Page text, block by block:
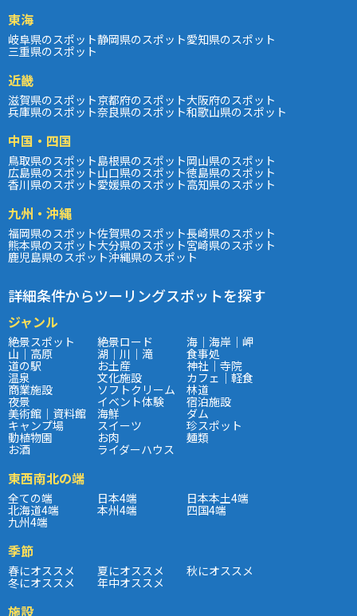
東海
岐阜県のスポット静岡県のスポット愛知県のスポット
三重県のスポット
近畿
滋賀県のスポット京都府のスポット大阪府のスポット
兵庫県のスポット奈良県のスポット和歌山県のスポット
中国・四国
鳥取県のスポット島根県のスポット岡山県のスポット
広島県のスポット山口県のスポット徳島県のスポット
香川県のスポット愛媛県のスポット高知県のスポット
九州・沖縄
福岡県のスポット佐賀県のスポット長崎県のスポット
熊本県のスポット大分県のスポット宮崎県のスポット
鹿児島県のスポット沖縄県のスポット
詳細条件からツーリングスポットを探す
ジャンル
絶景スポット 絶景ロード 海｜海岸｜岬
山｜高原 湖｜川｜滝 食事処
道の駅 お土産 神社｜寺院
温泉 文化施設 カフェ｜軽食
商業施設 ソフトクリーム 林道
夜景 イベント体験 宿泊施設
美術館｜資料館 海鮮 ダム
キャンプ場 スイーツ 珍スポット
動植物園 お肉 麺類
お酒 ライダーハウス
東西南北の端
全ての端 日本4端 日本本土4端
北海道4端 本州4端 四国4端
九州4端
季節
春にオススメ 夏にオススメ 秋にオススメ
冬にオススメ 年中オススメ
施設